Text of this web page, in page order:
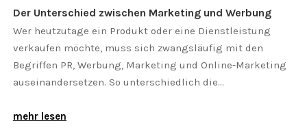
Der Unterschied zwischen Marketing und Werbung
Wer heutzutage ein Produkt oder eine Dienstleistung
verkaufen möchte, muss sich zwangsläufig mit den
Begriffen PR, Werbung, Marketing und Online-Marketing
auseinandersetzen. So unterschiedlich die...
mehr lesen